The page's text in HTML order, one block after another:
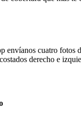
envíanos cuatro fotos
derecho e